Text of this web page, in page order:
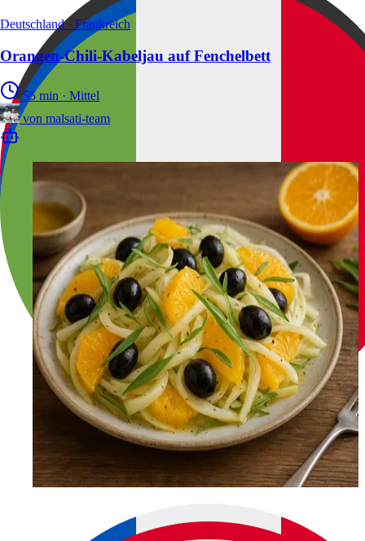
Deutschland · Frankreich
Orangen-Chili-Kabeljau auf Fenchelbett
55 min · Mittel
von malsati-team